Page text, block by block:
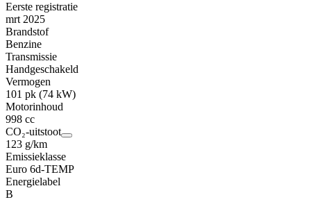
Eerste registratie
mrt 2025
Brandstof
Benzine
Transmissie
Handgeschakeld
Vermogen
101 pk (74 kW)
Motorinhoud
998 cc
CO₂-uitstoot
123 g/km
Emissieklasse
Euro 6d-TEMP
Energielabel
B